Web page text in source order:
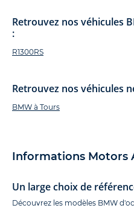
Retrouvez nos véhicules
:
R1300RS
Retrouvez nos véhicules
BMW à Tours
Informations Motors
Un large choix de
Découvrez les modèles BMW